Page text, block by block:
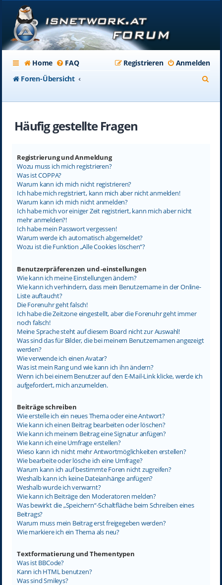
Home FAQ Anmelden
Registrieren
Foren-Übersicht
Häufig gestellte Fragen
Registrierung und Anmeldung
Wozu muss ich mich registrieren?
Was ist COPPA?
Warum kann ich mich nicht registrieren?
Ich habe mich registriert, kann mich aber nicht anmelden!
Warum kann ich mich nicht anmelden?
Ich habe mich vor einiger Zeit registriert, kann mich aber nicht
mehr anmelden?!
Ich habe mein Passwort vergessen!
Warum werde ich automatisch abgemeldet?
Wozu ist die Funktion „Alle Cookies löschen“?
Benutzerpräferenzen und -einstellungen
Wie kann ich meine Einstellungen ändern?
Wie kann ich verhindern, dass mein Benutzername in der Online-
Liste auftaucht?
Die Forenuhr geht falsch!
Ich habe die Zeitzone eingestellt, aber die Forenuhr geht immer
noch falsch!
Meine Sprache steht auf diesem Board nicht zur Auswahl!
Was sind das für Bilder, die bei meinem Benutzernamen angezeigt
werden?
Wie verwende ich einen Avatar?
Was ist mein Rang und wie kann ich ihn ändern?
Wenn ich bei einem Benutzer auf den E-Mail-Link klicke, werde ich
aufgefordert, mich anzumelden.
Beiträge schreiben
Wie erstelle ich ein neues Thema oder eine Antwort?
Wie kann ich einen Beitrag bearbeiten oder löschen?
Wie kann ich meinem Beitrag eine Signatur anfügen?
Wie kann ich eine Umfrage erstellen?
Wieso kann ich nicht mehr Antwortmöglichkeiten erstellen?
Wie bearbeite oder lösche ich eine Umfrage?
Warum kann ich auf bestimmte Foren nicht zugreifen?
Weshalb kann ich keine Dateianhänge anfügen?
Weshalb wurde ich verwarnt?
Wie kann ich Beiträge den Moderatoren melden?
Was bewirkt die „Speichern“-Schaltfläche beim Schreiben eines
Beitrags?
Warum muss mein Beitrag erst freigegeben werden?
Wie markiere ich ein Thema als neu?
Textformatierung und Thementypen
Was ist BBCode?
Kann ich HTML benutzen?
Was sind Smileys?